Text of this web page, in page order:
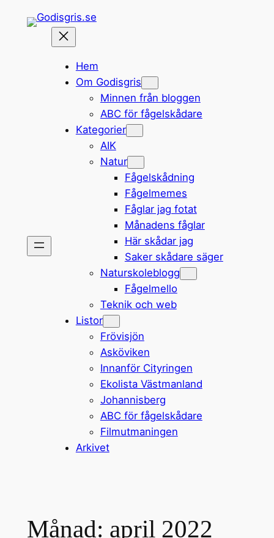
Hem
Om Godisgris
Minnen från bloggen
ABC för fågelskådare
Kategorier
AIK
Natur
Fågelskådning
Fågelmemes
Fåglar jag fotat
Månadens fåglar
Här skådar jag
Saker skådare säger
Naturskoleblogg
Fågelmello
Teknik och web
Listor
Frövisjön
Asköviken
Innanför Cityringen
Ekolista Västmanland
Johannisberg
ABC för fågelskådare
Filmutmaningen
Arkivet
Månad: april 2022